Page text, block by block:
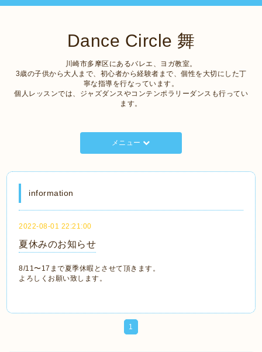
Dance Circle 舞
川崎市多摩区にあるバレエ、ヨガ教室。
3歳の子供から大人まで、初心者から経験者まで、個性を大切にした丁
寧な指導を行なっています。
個人レッスンでは、ジャズダンスやコンテンポラリーダンスも行ってい
ます。
メニュー
information
2022-08-01 22:21:00
夏休みのお知らせ
8/11〜17まで夏季休暇とさせて頂きます。
よろしくお願い致します。
1